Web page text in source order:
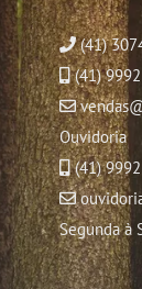
(41)
(41)
Ouvidoria
(41)
Segunda à